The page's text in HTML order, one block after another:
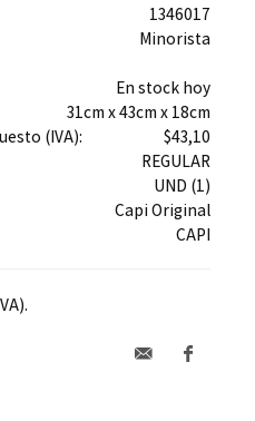
1346017
Minorista
En stock hoy
31cm x 43cm x 18cm
(IVA):
$43,10
REGULAR
UND (1)
Capi Original
CAPI